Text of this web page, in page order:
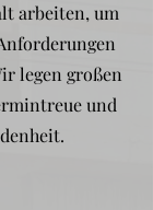
arbeiten, um
legen großen
und